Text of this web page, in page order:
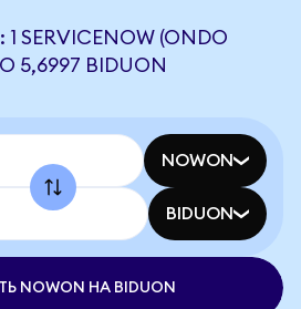
SERVICENOW (ONDO
5,6997 BIDUON
NOWON
BIDUON
NOWON НА BIDUON